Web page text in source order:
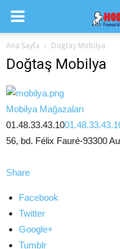
Ana Sayfa Doğtaş Mobilya
Doğtaş Mobilya
Mobilya Mağazaları
01.48.33.43.10
56, bd. Félix Fauré-93300
Share
Facebook
Twitter
Google+
Tumblr